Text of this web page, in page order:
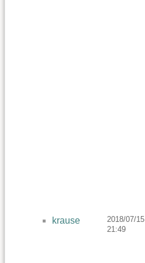
krause
2018/07/15
21:49